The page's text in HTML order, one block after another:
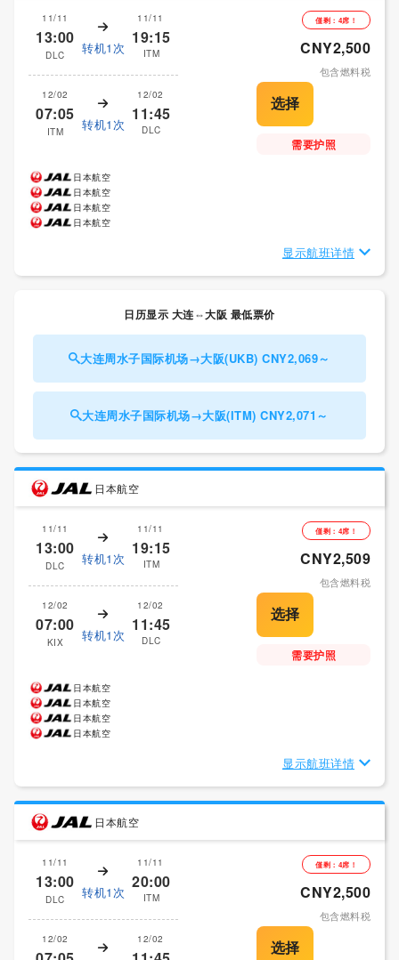
11/11
13:00
DLC 转机1次
11/11
19:15
ITM
12/02
07:05
ITM 转机1次
12/02
11:45
DLC
僅剩：4席！
CNY2,500
包含燃料税
需要护照
日本航空
日本航空
日本航空
日本航空
显示航班详情
日历显示 大连⇔大阪 最低票价
大连周水子国际机场→大阪(UKB) CNY2,069～
大连周水子国际机场→大阪(ITM) CNY2,071～
日本航空
11/11
13:00
DLC 转机1次
11/11
19:15
ITM
12/02
07:00
KIX 转机1次
12/02
11:45
DLC
僅剩：4席！
CNY2,509
包含燃料税
需要护照
日本航空
日本航空
日本航空
日本航空
显示航班详情
日本航空
11/11
13:00
DLC 转机1次
11/11
20:00
ITM
12/02 12/02
僅剩：4席！
CNY2,500
包含燃料税